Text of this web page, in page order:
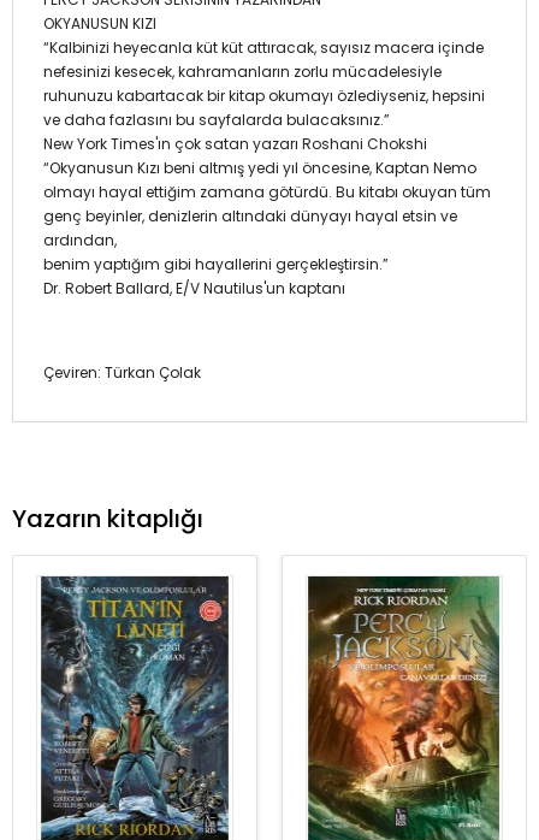
OKYANUSUN KIZI
“Kalbinizi heyecanla küt küt attıracak, sayısız macera içinde
nefesinizi kesecek, kahramanların zorlu mücadelesiyle
ruhunuzu kabartacak bir kitap okumayı özlediyseniz, hepsini
ve daha fazlasını bu sayfalarda bulacaksınız.”
New York Times'ın çok satan yazarı Roshani Chokshi
“Okyanusun Kızı beni altmış yedi yıl öncesine, Kaptan Nemo
olmayı hayal ettiğim zamana götürdü. Bu kitabı okuyan tüm
genç beyinler, denizlerin altındaki dünyayı hayal etsin ve
ardından,
benim yaptığım gibi hayallerini gerçekleştirsin.”
Dr. Robert Ballard, E/V Nautilus'un kaptanı
Çeviren: Türkan Çolak
Yazarın kitaplığı